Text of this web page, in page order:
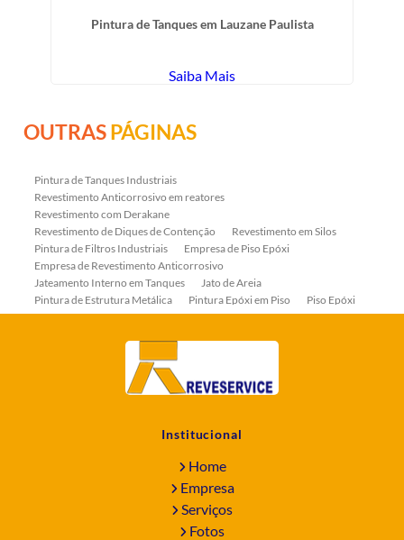
Pintura de Tanques em Lauzane Paulista
Saiba Mais
OUTRASPÁGINAS
Pintura de Tanques Industriais
Revestimento Anticorrosivo em reatores
Revestimento com Derakane
Revestimento de Diques de Contenção
Revestimento em Silos
Pintura de Filtros Industriais
Empresa de Piso Epóxi
Empresa de Revestimento Anticorrosivo
Jateamento Interno em Tanques
Jato de Areia
Pintura de Estrutura Metálica
Pintura Epóxi em Piso
Piso Epóxi
Piso Epóxi Autonivelante
Revestimento E-coat em Serpentinas
Revestimentos Anticorrosivos em Tanques
Revestimentos Anticorrosivos em Trocadores de Calor
Revestimentos em Tanques
Revestimentos Fenólicos
Empresa Jateamento Abrasivo
Jateamento Abrasivo
Jateamento Abrasivo em Bombas
Jateamento Abrasivo Industrial
Jateamento com Granalha de Aço
Jateamento com Microesfera de Vidro
Institucional
Home
Empresa
Serviços
Fotos